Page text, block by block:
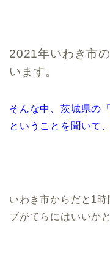
2021年いわき市
います。
そんな中、茨城県の
ということを聞いて
いわき市からだと1
ブがてらにはいいか